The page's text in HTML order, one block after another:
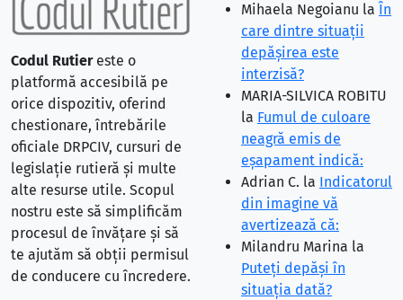
Codul Rutiereste o
platformă accesibilă pe
orice dispozitiv, oferind
chestionare, întrebările
oficiale DRPCIV, cursuri de
legislație rutieră și multe
alte resurse utile. Scopul
nostru este să simplificăm
procesul de învățare și să
te ajutăm să obții permisul
de conducere cu încredere.
Mihaela Negoianu la În
care dintre situaţii
depăşirea este
interzisă?
MARIA-SILVICA ROBITU
la Fumul de culoare
neagră emis de
eşapament indică:
Adrian C. la Indicatorul
din imagine vă
avertizează că:
Milandru Marina la
Puteţi depăşi în
situaţia dată?